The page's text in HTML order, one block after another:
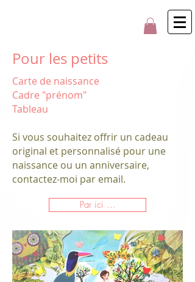
Pour les petits
Carte de naissance
Cadre "prénom"
Tableau
Si vous souhaitez offrir un cadeau
original et personnalisé pour une
naissance ou un anniversaire,
contactez-moi par email.
Par ici ...